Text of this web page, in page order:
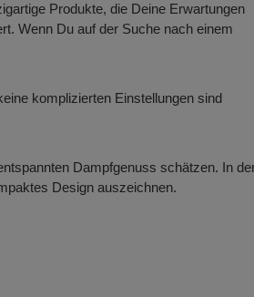
Produkte, die Deine Erwartungen
Wenn Du auf der Suche nach einem
komplizierten Einstellungen sind
Dampfgenuss schätzen. In
Design auszeichnen.